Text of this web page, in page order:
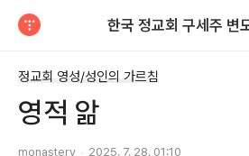
한국 정교회 구세주 변
정교회 영성/성인의 가르침
영적 앎
monastery 2025. 7. 28. 01:10